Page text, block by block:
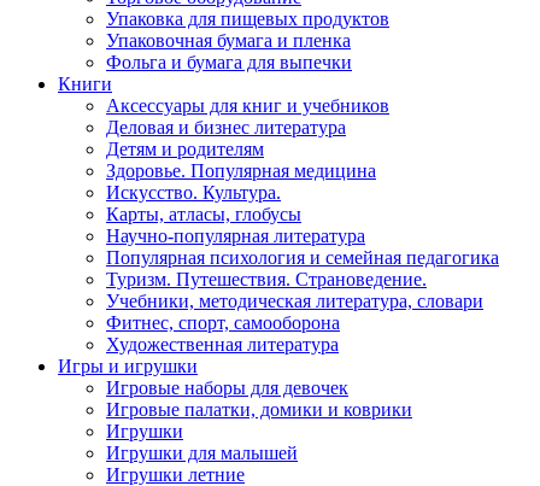
Упаковка для пищевых продуктов
Упаковочная бумага и пленка
Фольга и бумага для выпечки
Книги
Аксессуары для книг и учебников
Деловая и бизнес литература
Детям и родителям
Здоровье. Популярная медицина
Искусство. Культура.
Карты, атласы, глобусы
Научно-популярная литература
Популярная психология и семейная педагогика
Туризм. Путешествия. Страноведение.
Учебники, методическая литература, словари
Фитнес, спорт, самооборона
Художественная литература
Игры и игрушки
Игровые наборы для девочек
Игровые палатки, домики и коврики
Игрушки
Игрушки для малышей
Игрушки летние